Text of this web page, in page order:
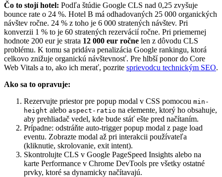
Čo to stojí hotel: Podľa štúdie Google CLS nad 0,25 zvyšuje
bounce rate o 24 %. Hotel B má odhadovaných 25 000 organických
návštev ročne. 24 % z toho je 6 000 stratených návštev. Pri
konverzii 1 % to je 60 stratených rezervácií ročne. Pri priemernej
hodnote 200 eur je strata 12 000 eur ročne len z dôvodu CLS
problému. K tomu sa pridáva penalizácia Google rankingu, ktorá
celkovo znižuje organickú návštevnosť. Pre hlbší ponor do Core
Web Vitals a to, ako ich merať, pozrite sprievodcu technickým SEO.
Ako sa to opravuje:
Rezervujte priestor pre popup modal v CSS pomocou min-
height alebo aspect-ratio na elemente, ktorý ho obsahuje,
aby prehliadač vedel, kde bude stáť ešte pred načítaním.
Prípadne: odstráňte auto-trigger popup modal z page load
eventu. Zobrazte modal až pri interakcii používateľa
(kliknutie, skrolovanie, exit intent).
Skontrolujte CLS v Google PageSpeed Insights alebo na
karte Performance v Chrome DevTools pre všetky ostatné
prvky, ktoré sa dynamicky načítavajú.